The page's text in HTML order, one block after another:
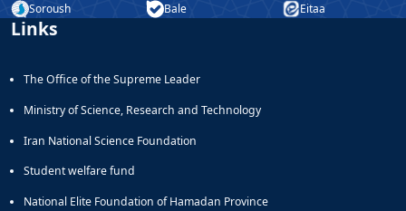
Soroush Bale Eitaa
Links
The Office of the Supreme Leader
Ministry of Science, Research and Technology
Iran National Science Foundation
Student welfare fund
National Elite Foundation of Hamadan Province